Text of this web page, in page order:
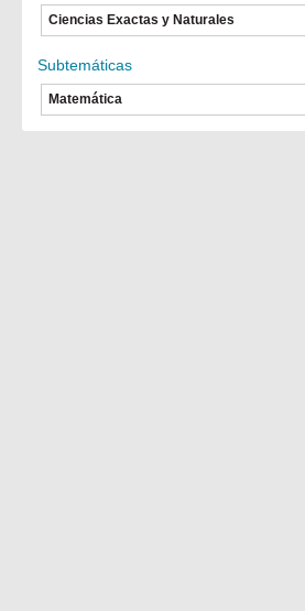
Ciencias Exactas y Naturales
Subtemáticas
Matemática